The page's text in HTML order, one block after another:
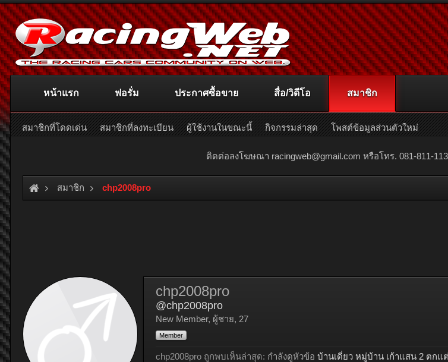
ติดต่อลงโฆษณา racingweb@gmail.com หรือโทร. 081-811-
สมาชิก chp2008pro
chp2008pro
@chp2008pro
New Member, ผู้ชาย, 27
Member
chp2008pro ถูกพบเห็นล่าสุด: กำลังดูหัวข้อ บ้านเดี่ยว หมู่บ้าน เก้าแสน 2 ตกแ
หน้าแรก ฟอรั่ม ประกาศซื้อขาย สื่อ/วิดีโอ สมาชิก
สมาชิกที่โดดเด่น สมาชิกที่ลงทะเบียน ผู้ใช้งานในขณะนี้ กิจกรรมล่าสุด โพสต์ข้อมูลส่วนตัวใหม่